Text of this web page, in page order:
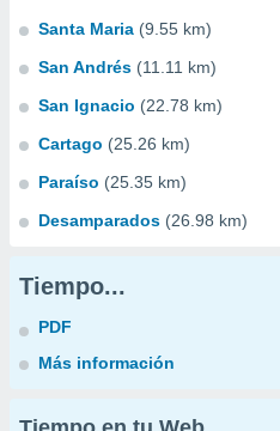
Santa Maria (9.55 km)
San Andrés (11.11 km)
San Ignacio (22.78 km)
Cartago (25.26 km)
Paraíso (25.35 km)
Desamparados (26.98 km)
Tiempo...
PDF
Más información